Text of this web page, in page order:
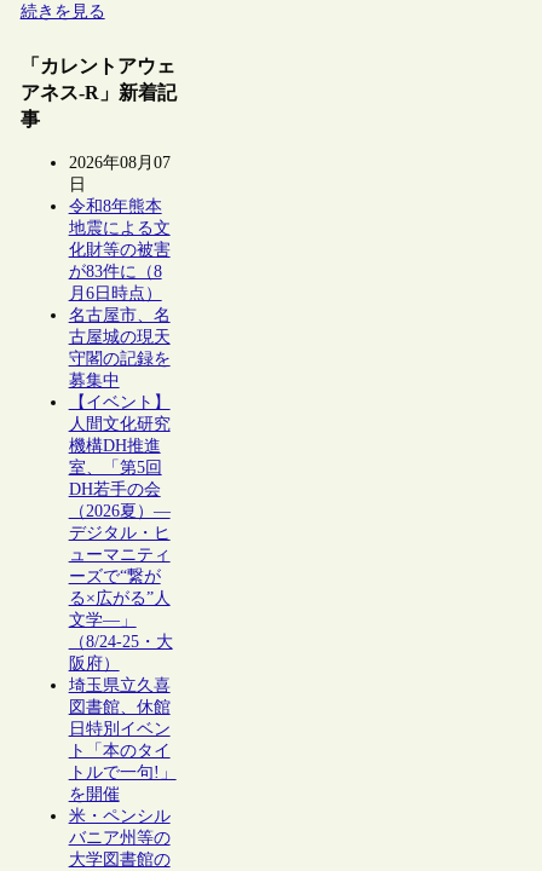
続きを見る
「カレントアウェ
アネス-R」新着記
事
2026年08月07
日
令和8年熊本
地震による文
化財等の被害
が83件に（8
月6日時点）
名古屋市、名
古屋城の現天
守閣の記録を
募集中
【イベント】
人間文化研究
機構DH推進
室、「第5回
DH若手の会
（2026夏）―
デジタル・ヒ
ューマニティ
ーズで“繋が
る×広がる”人
文学―」
（8/24-25・大
阪府）
埼玉県立久喜
図書館、休館
日特別イベン
ト「本のタイ
トルで一句!」
を開催
米・ペンシル
バニア州等の
大学図書館の